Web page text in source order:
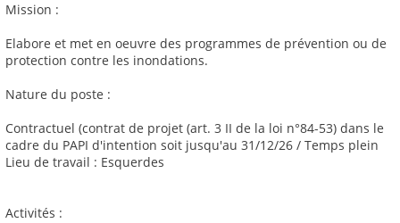
Mission :
Elabore et met en oeuvre des programmes de prévention ou de
protection contre les inondations.
Nature du poste :
Contractuel (contrat de projet (art. 3 II de la loi n°84-53) dans le
cadre du PAPI d'intention soit jusqu'au 31/12/26 / Temps plein
Lieu de travail : Esquerdes
Activités :